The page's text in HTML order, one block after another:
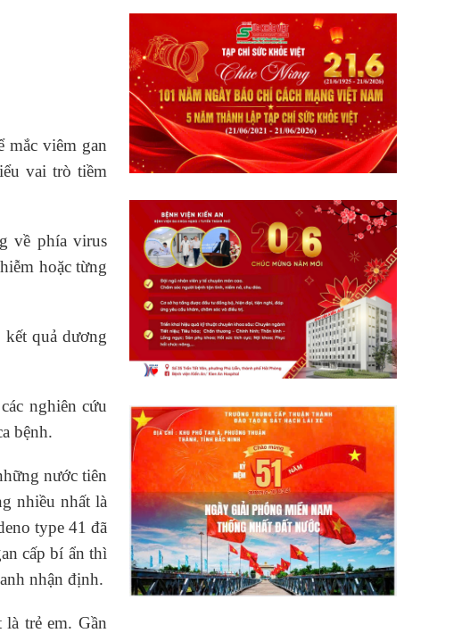
mắc viêm gan
vai trò tiềm
về phía virus
hoặc từng
kết quả dương
nghiên cứu
bệnh.
nước tiên
nhiều nhất là
type 41 đã
cấp bí ẩn thì
nhận định.
trẻ em. Gần
nhân dân